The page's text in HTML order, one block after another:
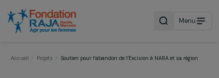
Menu